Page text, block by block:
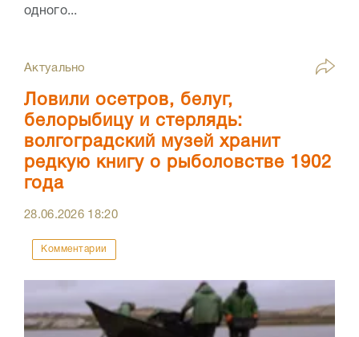
одного...
Актуально
Ловили осетров, белуг,
белорыбицу и стерлядь:
волгоградский музей хранит
редкую книгу о рыболовстве 1902
года
28.06.2026 18:20
Комментарии